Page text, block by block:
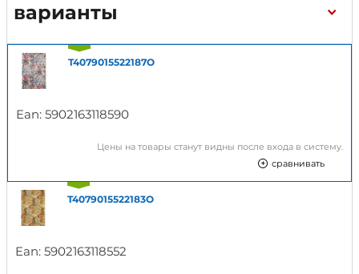
варианты
T4079015522187O
Ean: 5902163118590
Цены на товары станут видны после входа в систему.
сравнивать
T4079015522183O
Ean: 5902163118552